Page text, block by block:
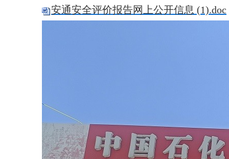
安通安全评价报告网上公开信息 (1).doc